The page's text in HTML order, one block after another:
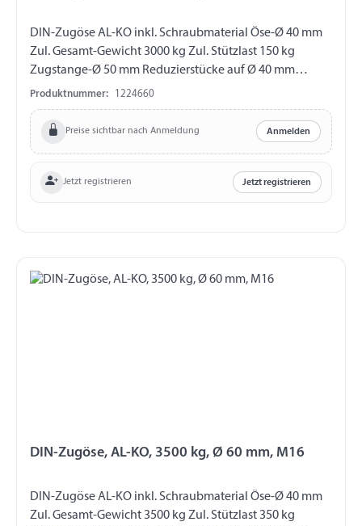
DIN-Zugöse AL-KO inkl. Schraubmaterial Öse-Ø 40 mm
Zul. Gesamt-Gewicht 3000 kg Zul. Stützlast 150 kg
Zugstange-Ø 50 mm Reduzierstücke auf Ø 40 mm
Bohrung horizontal Ø 12,2 mm Abstand Bohrungen 50
mm verwendbar für Typ 101 VB
Produktnummer: 1224660
Preise sichtbar nach Anmeldung Anmelden
Jetzt registrieren Jetzt registrieren
DIN-Zugöse, AL-KO, 3500 kg, Ø 60 mm, M16
DIN-Zugöse AL-KO inkl. Schraubmaterial Öse-Ø 40 mm
Zul. Gesamt-Gewicht 3500 kg Zul. Stützlast 350 kg